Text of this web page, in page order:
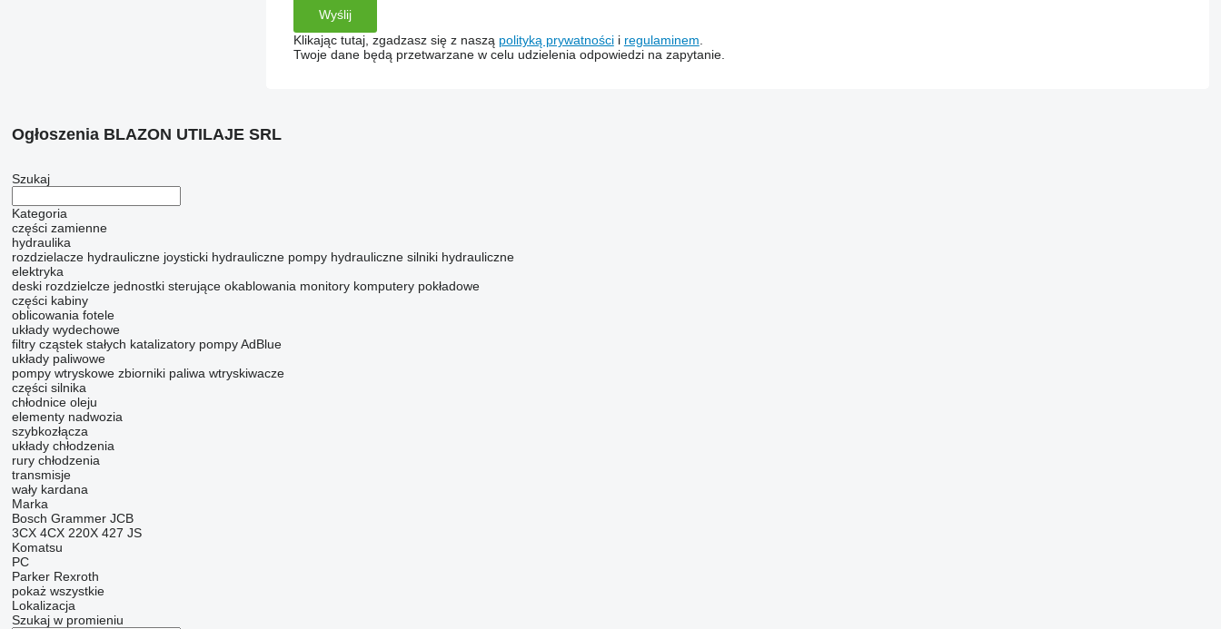
Klikając tutaj, zgadzasz się z naszą polityką prywatnościi regulaminem
Twoje dane będą przetwarzane w celu udzielenia odpowiedzi na zapytanie.
Ogłoszenia BLAZON UTILAJE SRL
Szukaj
Kategoria
części zamienne
hydraulika
rozdzielacze hydrauliczne joysticki hydrauliczne pompy hydrauliczne silniki hydrauliczne
elektryka
deski rozdzielcze jednostki sterujące okablowania monitory komputery pokładowe
części kabiny
oblicowania fotele
układy wydechowe
filtry cząstek stałych katalizatory pompy AdBlue
układy paliwowe
pompy wtryskowe zbiorniki paliwa wtryskiwacze
części silnika
chłodnice oleju
elementy nadwozia
szybkozłącza
układy chłodzenia
rury chłodzenia
transmisje
wały kardana
Marka
Bosch Grammer JCB
3CX 4CX 220X 427 JS
Komatsu
PC
Parker Rexroth
pokaż wszystkie
Lokalizacja
Szukaj w promieniu